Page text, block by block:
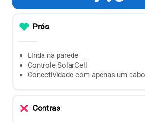
Prós
Linda na parede
Controle SolarCell
Conectividade com apenas um cabo
Contras